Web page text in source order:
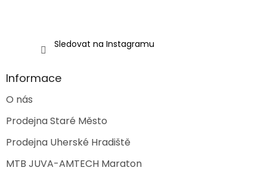
Sledovat na Instagramu
Informace
O nás
Prodejna Staré Město
Prodejna Uherské Hradiště
MTB JUVA-AMTECH Maraton